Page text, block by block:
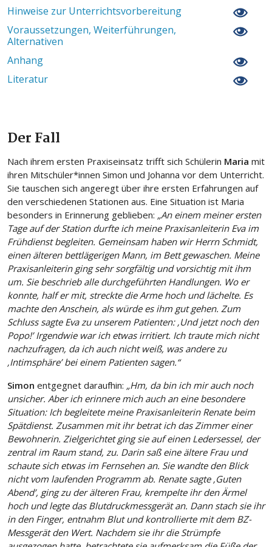
Hinweise zur Unterrichtsvorbereitung
Voraussetzungen, Weiterführungen,
Alternativen
Anhang
Literatur
Der Fall
Nach ihrem ersten Praxiseinsatz trifft sich Schülerin Maria mit
ihren Mitschüler*innen Simon und Johanna vor dem Unterricht.
Sie tauschen sich angeregt über ihre ersten Erfahrungen auf
den verschiedenen Stationen aus. Eine Situation ist Maria
besonders in Erinnerung geblieben: „An einem meiner ersten
Tage auf der Station durfte ich meine Praxisanleiterin Eva im
Frühdienst begleiten. Gemeinsam haben wir Herrn Schmidt,
einen älteren bettlägerigen Mann, im Bett gewaschen. Meine
Praxisanleiterin ging sehr sorgfältig und vorsichtig mit ihm
um. Sie beschrieb alle durchgeführten Handlungen. Wo er
konnte, half er mit, streckte die Arme hoch und lächelte. Es
machte den Anschein, als würde es ihm gut gehen. Zum
Schluss sagte Eva zu unserem Patienten: ‚Und jetzt noch den
Popo!’ Irgendwie war ich etwas irritiert. Ich traute mich nicht
nachzufragen, da ich auch nicht weiß, was andere zu
‚Intimsphäre’ bei einem Patienten sagen.“
Simon entgegnet daraufhin: „Hm, da bin ich mir auch noch
unsicher. Aber ich erinnere mich auch an eine besondere
Situation: Ich begleitete meine Praxisanleiterin Renate beim
Spätdienst. Zusammen mit ihr betrat ich das Zimmer einer
Bewohnerin. Zielgerichtet ging sie auf einen Ledersessel, der
zentral im Raum stand, zu. Darin saß eine ältere Frau und
schaute sich etwas im Fernsehen an. Sie wandte den Blick
nicht vom laufenden Programm ab. Renate sagte ‚Guten
Abend’, ging zu der älteren Frau, krempelte ihr den Ärmel
hoch und legte das Blutdruckmessgerät an. Dann stach sie ihr
in den Finger, entnahm Blut und kontrollierte mit dem BZ-
Messgerät den Wert. Nachdem sie ihr die Strümpfe